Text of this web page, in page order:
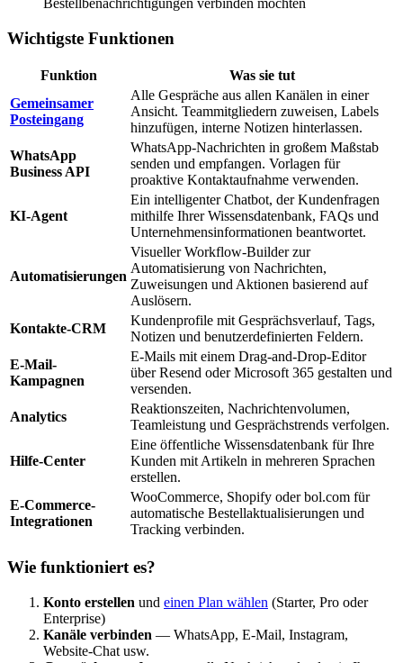
Bestellbenachrichtigungen verbinden möchten
Wichtigste Funktionen
Funktion
Was sie tut
Gemeinsamer
Posteingang
Alle Gespräche aus allen Kanälen in einer
Ansicht. Teammitgliedern zuweisen, Labels
hinzufügen, interne Notizen hinterlassen.
WhatsApp
Business API
WhatsApp-Nachrichten in großem Maßstab
senden und empfangen. Vorlagen für
proaktive Kontaktaufnahme verwenden.
KI-Agent
Ein intelligenter Chatbot, der Kundenfragen
mithilfe Ihrer Wissensdatenbank, FAQs und
Unternehmensinformationen beantwortet.
Automatisierungen
Visueller Workflow-Builder zur
Automatisierung von Nachrichten,
Zuweisungen und Aktionen basierend auf
Auslösern.
Kontakte-CRM
Kundenprofile mit Gesprächsverlauf, Tags,
Notizen und benutzerdefinierten Feldern.
E-Mail-
Kampagnen
E-Mails mit einem Drag-and-Drop-Editor
über Resend oder Microsoft 365 gestalten und
versenden.
Analytics
Reaktionszeiten, Nachrichtenvolumen,
Teamleistung und Gesprächstrends verfolgen.
Hilfe-Center
Eine öffentliche Wissensdatenbank für Ihre
Kunden mit Artikeln in mehreren Sprachen
erstellen.
E-Commerce-
Integrationen
WooCommerce, Shopify oder bol.com für
automatische Bestellaktualisierungen und
Tracking verbinden.
Wie funktioniert es?
Konto erstellen und einen Plan wählen (Starter, Pro oder
Enterprise)
Kanäle verbinden — WhatsApp, E-Mail, Instagram,
Website-Chat usw.